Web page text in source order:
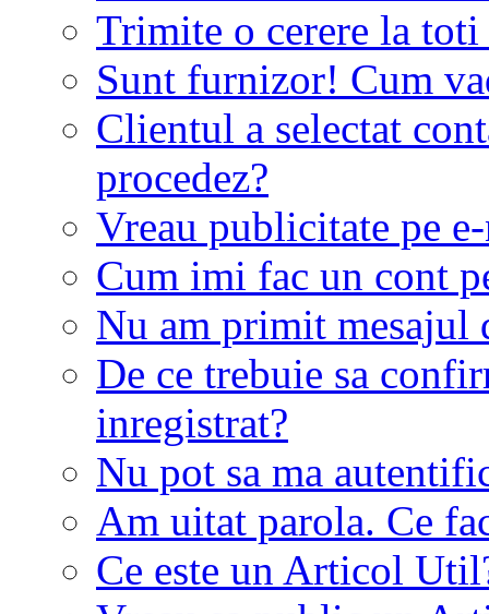
Trimite o cerere la
Sunt furnizor! Cum
Clientul a selectat
procedez?
Vreau publicitate pe
Cum imi fac un cont
Nu am primit mesajul
De ce trebuie sa
inregistrat?
Nu pot sa ma
Am uitat parola. Ce
Ce este un Articol